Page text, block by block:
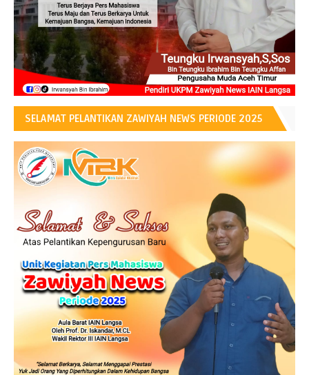
SELAMAT PELANTIKAN ZAWIYAH NEWS PERIODE 2025